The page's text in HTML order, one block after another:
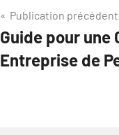
Navigation
de
l’article
Publication
Guide pour une
Entreprise de